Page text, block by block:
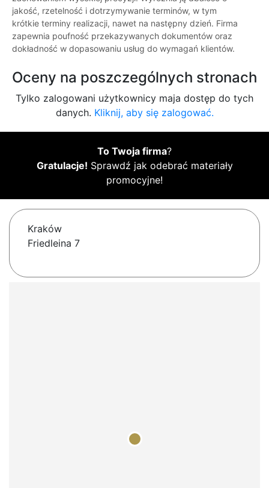
jakość, rzetelność i dotrzymywanie terminów, w tym
krótkie terminy realizacji, nawet na następny dzień. Firma
zapewnia poufność przekazywanych dokumentów oraz
dokładność w dopasowaniu usług do wymagań klientów.
Oceny na poszczególnych stronach
Tylko zalogowani użytkownicy maja dostęp do tych
danych. Kliknij, aby się zalogować.
To Twoja firma?
Gratulacje! Sprawdź jak odebrać materiały
promocyjne!
Kraków
Friedleina 7